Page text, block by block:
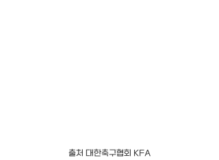
출처 대한축구협회 KFA